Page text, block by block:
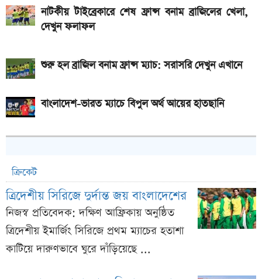
নাটকীয় টাইব্রেকারে শেষ ফ্রান্স বনাম ব্রাজিলের খেলা,
দেখুন ফলাফল
শুরু হল ব্রাজিল বনাম ফ্রান্স ম্যাচ: সরাসরি দেখুন এখানে
বাংলাদেশ-ভারত ম্যাচে বিপুল অর্থ আয়ের হাতছানি
ক্রিকেট
ত্রিদেশীয় সিরিজে দুর্দান্ত জয় বাংলাদেশের
নিজস্ব প্রতিবেদক: দক্ষিণ আফ্রিকায় অনুষ্ঠিত
ত্রিদেশীয় ইমার্জিং সিরিজে প্রথম ম্যাচের হতাশা
কাটিয়ে দারুণভাবে ঘুরে দাঁড়িয়েছে ...